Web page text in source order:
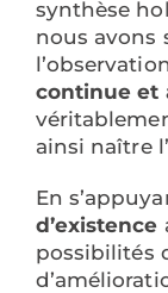
synthèse
nous avons
continue et
ainsi naître l’
En
d’existence
possibilités